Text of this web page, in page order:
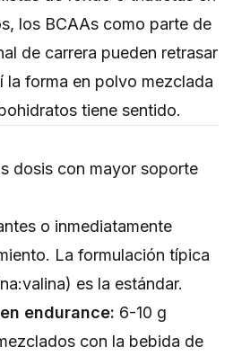
los BCAAs como parte de
de carrera pueden retrasar
la forma en polvo mezclada
tiene sentido.
dosis con mayor soporte
o inmediatamente
La formulación típica
es la estándar.
endurance: 6-10 g
con la bebida de